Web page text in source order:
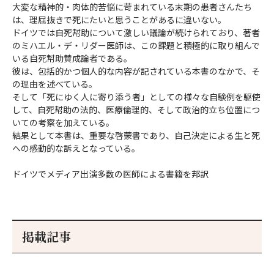
大変な精神的・肉体的苦悩に苛まれている末期の患者さんたち
は、理屈抜きで死にたいと思うことがあるに違いない。
ドイツでは自死幇助について激しい議論が続けられており、著者
のミハエル・デ・リダー医師は、この課題と積極的に取り組んで
いる自死幇助賛成論者である。
彼は、包括的かつ個人的な内容が記されている本書のなかで、そ
の理由を述べている。
そして「死にゆく人に寄り添う者」としての様々な自験例を駆使
して、自死幇助の法的、医療倫理的、そして政治的立ち位置につ
いての考察を加えている。
結果として本書は、重要な啓蒙書であり、自己決定による生と死
への感動的な訴えとなっている。
ドイツでメディア出演多数の医師による書籍を邦訳
掲載記事